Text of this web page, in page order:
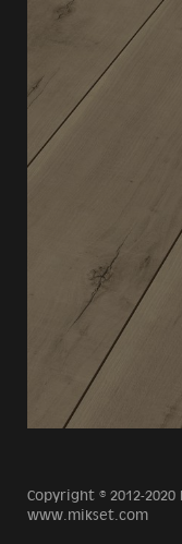
Copyright © 2012-2020
www.mikset.com